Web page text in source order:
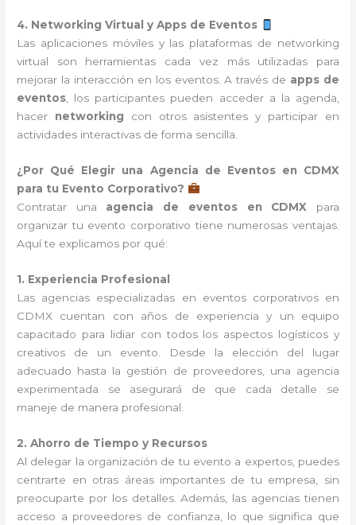
4. Networking Virtual y Apps de Eventos
Las aplicaciones móviles y las plataformas de networking
virtual son herramientas cada vez más utilizadas para
mejorar la interacción en los eventos. A través de apps de
eventos, los participantes pueden acceder a la agenda,
hacer networking con otros asistentes y participar en
actividades interactivas de forma sencilla.
¿Por Qué Elegir una Agencia de Eventos en CDMX
para tu Evento Corporativo?
Contratar una agencia de eventos en CDMX para
organizar tu evento corporativo tiene numerosas ventajas.
Aquí te explicamos por qué:
1. Experiencia Profesional
Las agencias especializadas en eventos corporativos en
CDMX cuentan con años de experiencia y un equipo
capacitado para lidiar con todos los aspectos logísticos y
creativos de un evento. Desde la elección del lugar
adecuado hasta la gestión de proveedores, una agencia
experimentada se asegurará de que cada detalle se
maneje de manera profesional.
2. Ahorro de Tiempo y Recursos
Al delegar la organización de tu evento a expertos, puedes
centrarte en otras áreas importantes de tu empresa, sin
preocuparte por los detalles. Además, las agencias tienen
acceso a proveedores de confianza, lo que significa que